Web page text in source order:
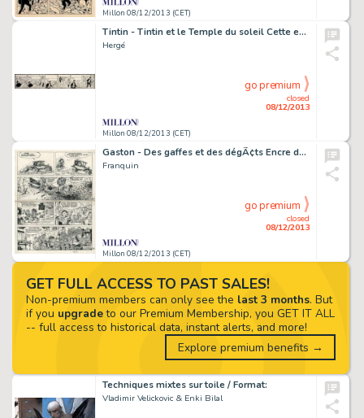
Millon 08/12/2013 (CET)
Tintin - Tintin et le Temple du soleil Cette exceptionnelle suite
Hergé
Millon 08/12/2013 (CET)
closed
08/12/2013
go premium
Gaston - Des gaffes et des dégÃ¢ts Encre de Chine pour le gag 440
Franquin
Millon 08/12/2013 (CET)
closed
08/12/2013
go premium
Techniques mixtes sur toile / Format:
Vladimir Velickovic & Enki Bilal
GET FULL ACCESS TO PAST SALES!
Non-premium members can only see the last 3 months. But
if you upgradeto our Premium Membership, you GET IT ALL
-- full access to historical data, instant alerts, and more!
Explore premium benefits →